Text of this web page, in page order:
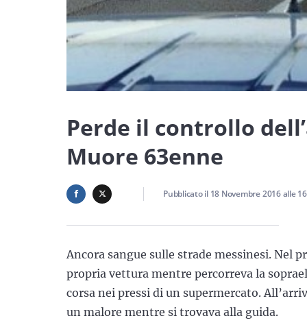
Perde il controllo
Muore 63enne
Pubblicato il 18 Novembre 2016alle
Ancora sangue sulle strade messinesi. Nel
propria vettura mentre percorreva la
corsa nei pressi di un supermercato.
un malore mentre si trovava alla guida.